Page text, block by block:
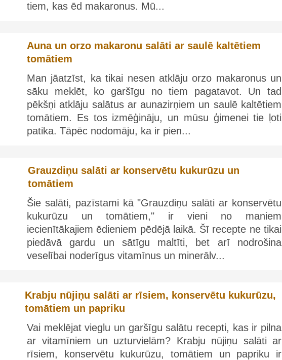
tiem, kas ēd makaronus. Mū...
Auna un orzo makaronu salāti ar saulē kaltētiem
tomātiem
Man jāatzīst, ka tikai nesen atklāju orzo makaronus un
sāku meklēt, ko garšīgu no tiem pagatavot. Un tad
pēkšņi atklāju salātus ar aunazirņiem un saulē kaltētiem
tomātiem. Es tos izmēģināju, un mūsu ģimenei tie ļoti
patika. Tāpēc nodomāju, ka ir pien...
Grauzdiņu salāti ar konservētu kukurūzu un
tomātiem
Šie salāti, pazīstami kā "Grauzdiņu salāti ar konservētu
kukurūzu un tomātiem," ir vieni no maniem
iecienītākajiem ēdieniem pēdējā laikā. Šī recepte ne tikai
piedāvā gardu un sātīgu maltīti, bet arī nodrošina
veselībai noderīgus vitamīnus un minerālv...
Krabju nūjiņu salāti ar rīsiem, konservētu kukurūzu,
tomātiem un papriku
Vai meklējat vieglu un garšīgu salātu recepti, kas ir pilna
ar vitamīniem un uzturvielām? Krabju nūjiņu salāti ar
rīsiem, konservētu kukurūzu, tomātiem un papriku ir